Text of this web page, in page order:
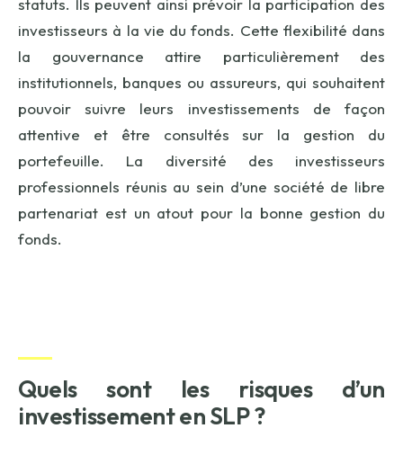
statuts. Ils peuvent ainsi prévoir la participation des
investisseurs à la vie du fonds. Cette flexibilité dans
la gouvernance attire particulièrement des
institutionnels, banques ou assureurs, qui souhaitent
pouvoir suivre leurs investissements de façon
attentive et être consultés sur la gestion du
portefeuille. La diversité des investisseurs
professionnels réunis au sein d’une société de libre
partenariat est un atout pour la bonne gestion du
fonds.
Quels sont les risques d’un
investissement en SLP ?